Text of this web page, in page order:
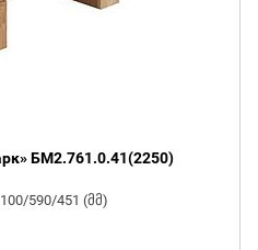
БМ2.761.0.41(2250)
590/451 (მმ)